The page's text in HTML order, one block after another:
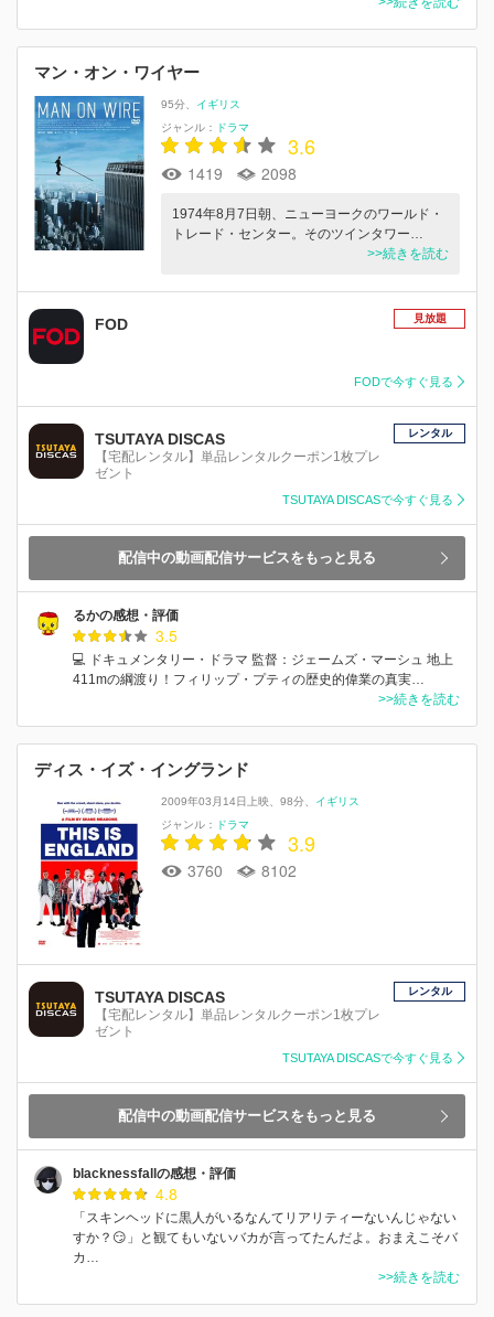
マン・オン・ワイヤー
95分
イギリス
ジャンル：
ドラマ
3.6
1419 2098
1974年8月7日朝、ニューヨークのワールド・
トレード・センター。そのツインタワー…
>>続きを読む
FOD 見放題
FODで今すぐ見る
TSUTAYA DISCAS
【宅配レンタル】単品レンタルクーポン1枚プレ
ゼント
レンタル
TSUTAYA DISCASで今すぐ見る
配信中の動画配信サービスをもっと見る
るかの感想・評価
3.5
💻 ドキュメンタリー・ドラマ 監督：ジェームズ・マーシュ 地上
411mの綱渡り！フィリップ・プティの歴史的偉業の真実…
>>続きを読む
ディス・イズ・イングランド
2009年03月14日上映 98分
イギリス
ジャンル：
ドラマ
3.9
3760 8102
TSUTAYA DISCAS
【宅配レンタル】単品レンタルクーポン1枚プレ
ゼント
レンタル
TSUTAYA DISCASで今すぐ見る
配信中の動画配信サービスをもっと見る
blacknessfallの感想・評価
4.8
「スキンヘッドに黒人がいるなんてリアリティーないんじゃない
すか？😏」と観てもいないバカが言ってたんだよ。おまえこそバ
カ…
>>続きを読む